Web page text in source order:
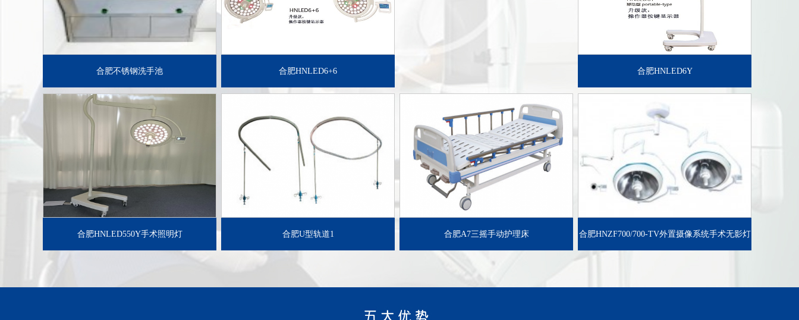
合肥不锈钢洗手池 合肥HNLED6+6 合肥HNLED6Y
合肥HNLED550Y手术照明灯
了解详情+
合肥U型轨道1
了解详情+
合肥A7三摇手动护理床
了解详情+
合肥HNZF700/700-TV外置摄像系统手术无影灯